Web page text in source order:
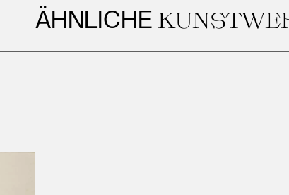
ÄHNLICHEKUNSTWERKE